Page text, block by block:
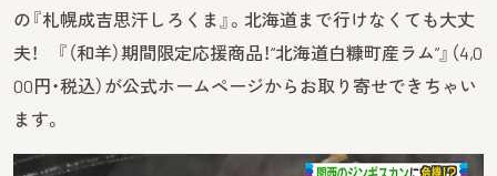
の『札幌成吉思汗しろくま』。北海道まで行けなくても大丈
夫！ 『（和羊）期間限定応援商品！“北海道白糠町産ラム”』（4,0
00円・税込）が公式ホームページからお取り寄せできちゃい
ます。